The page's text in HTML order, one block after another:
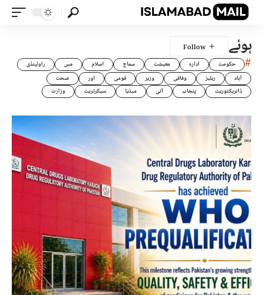
ہوئے
# حکومت ادارہ معیشت سماج اسلام میں
راولپنڈی
آباد
ریلیز وفاقی وزیر قومی اور
صحت
ڈائریکٹوریٹ
پنجاب آئی میڈیا سیکرٹریٹ وزارتِ